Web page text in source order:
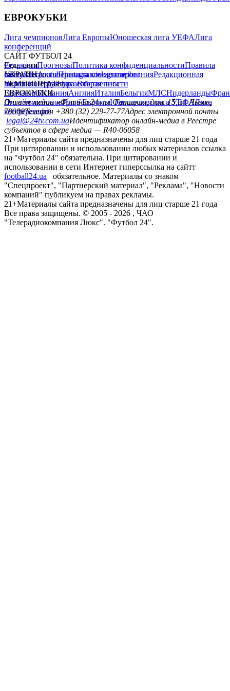
ЕВРОКУБКИ
Лига чемпионовЛига ЕвропыЮношеская лига УЕФАЛига
конференций
САЙТ ФУТБОЛ 24
РедакцияПрогнозыПолитика конфиденциальностиПравила
сайтуКонтактыПравила комментированияРедакционная
политикаСтруктура собственности
Соц. сети
facebookxyoutubeinstagramtelegramviber
УКРАИНА
УкраинаПервая лигаВторая лига
ЧЕМПИОНАТЫ
ГерманияИспанияАнглияИталияБельгияМЛСНидерланды
ЕВРОКУБКИ
Лига чемпионовЛига ЕвропыЮношеская лига УЕФАЛига
конференций
Онлайн-медиа «Футбол 24»пл. Галицкая, дом. 15, м. Львов,
79008Телефон +380 (32) 229-77-77Адрес электронной почты
legal@24tv.com.uaИдентификатор онлайн-медиа в Реестре
субъектов в сфере медиа — R40-06058
21+Материалы сайта предназначены для лиц старше 21 года
При цитировании и использовании любых материалов ссылка
на "Футбол 24" обязательна. При цитировании и
использовании в сети Интернет гиперссылка на сайтт
football24.ua
обязательное. Материалы со знаком
"Спецпроект", "Партнерский материал", "Реклама", "Новости
компаний" публикуем на правах рекламы.
21+Материалы сайта предназначены для лиц старше 21 года
Все права защищены. © 2005 - 2026 , ЧАО
"Телерадиокомпания Люкс". "Футбол 24".